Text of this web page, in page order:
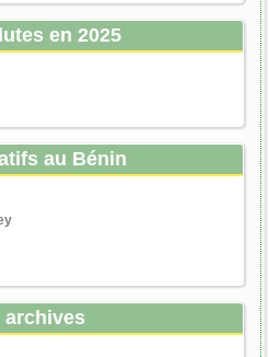
en 2025
au Bénin
archives